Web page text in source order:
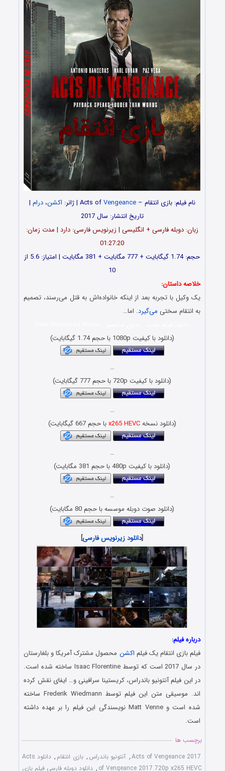
نام فیلم: بازی انتقام – Acts ofVengeance | ژانر: اکشن،درام |
تاریخ انتشار: سال 2017
زبان: دوبله فارسی + انگلیسی | زیرنویس فارسی: دارد | مدت زمان:
01:27:20
حجم: 1.74 گیگابایت + 777 مگابایت + 381 مگابایت | امتیاز: 5.6 از
10
خلاصه داستان:
یک وکیل با تجربه بعد از اینکه خانواده‌اش به قتل می‌رسند، تصمیم
به انتقام سختی می‌گیرد. اما…
(دانلود با کیفیت 1080p با حجم 1.74 گیگابایت)
…
(دانلود با کیفیت 720p با حجم 777 گیگابایت)
…
(دانلود نسخهx265 HEVCبا حجم 667 گیگابایت)
…
(دانلود با کیفیت 480p با حجم 381 مگابایت)
…
(دانلود صوت دوبله موسسه با حجم 80 مگابایت)
[دانلود زیرنویس فارسی]
درباره فیلم:
فیلم بازی انتقام یک فیلم اکشن محصول مشترک آمریکا و بلغارستان
در سال 2017 است که توسط Isaac Florentine ساخته شده است.
در این فیلم آنتونیو باندراس، کریستینا سرافینی و… ایفای نقش کرده
اند. موسیقی متن این فیلم توسط Frederik Wiedmann ساخته
شده است و Matt Venne نویسندگی این فیلم را بر عهده داشته
است.
برچسب ها
Acts of Vengeance 2017
, آنتونیو باندراس , بازی انتقام ,
دانلود Acts
of Vengeance 2017 720p x265 HEVC
, دانلود دوبله فارسی فیلم بازی